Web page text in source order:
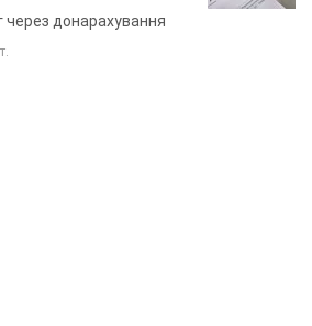
через донарахування